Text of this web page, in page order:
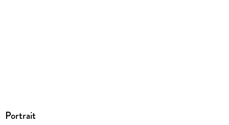
Portrait